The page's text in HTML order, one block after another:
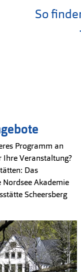
So
Programm an
Ihre Veranstaltung?
Das
Akademie
Scheersberg